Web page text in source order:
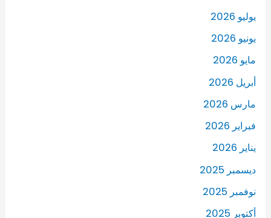
يوليو 2026
يونيو 2026
مايو 2026
أبريل 2026
مارس 2026
فبراير 2026
يناير 2026
ديسمبر 2025
نوفمبر 2025
أكتوبر 2025